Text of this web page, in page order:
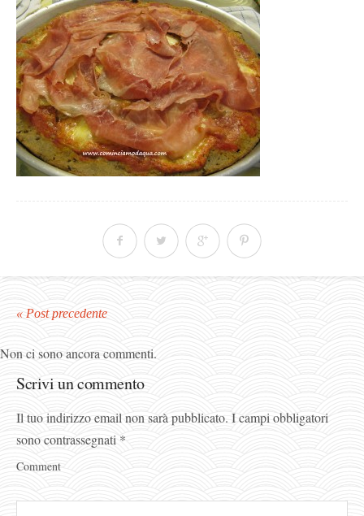
« Post precedente
Non ci sono ancora commenti.
Scrivi un commento
Il tuo indirizzo email non sarà pubblicato. I campi obbligatori
sono contrassegnati *
Comment